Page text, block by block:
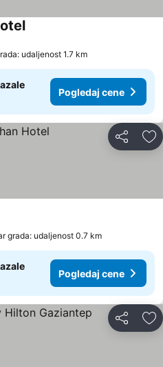
udaljenost 1.7 km
Pogledaj cene
Deli
grada: udaljenost 0.7 km
Pogledaj cene
Deli